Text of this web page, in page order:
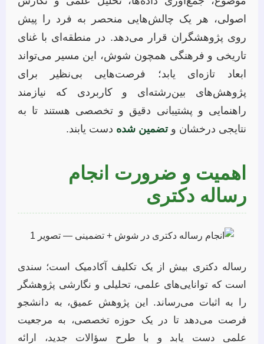
اصولی، هر یک چالش‌هایی منحصر به فرد را پیش
روی پژوهشگران قرار می‌دهد. در منطقه‌ای با غنای
تاریخی و فرهنگی همچون شوش، این مسیر می‌تواند
ابعاد تازه‌ای یابد؛ فرصت‌هایی بی‌نظیر برای
پژوهش‌های بین‌رشته‌ای و کاربردی که نیازمند
راهنمایی و پشتیبانی دقیق و تخصصی هستند تا به
نتایجی درخشان وتضمین شده دست یابند.
اهمیت و ضرورت انجام
رساله دکتری
رساله دکتری بیش از یک تکلیف آکادمیک است؛ سندی
است که توانایی‌های علمی، تحلیلی و نگارشی پژوهشگر
را به اثبات می‌رساند. این پژوهش عمیق، به دانشجو
فرصت می‌دهد تا در یک حوزه تخصصی، به مرجعیت
علمی دست یابد و با طرح سؤالات جدید، ارائه